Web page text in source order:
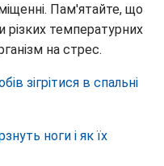
Пам'ятайте, що
різких температурних
на стрес.
зігрітися в спальні
ноги і як їх